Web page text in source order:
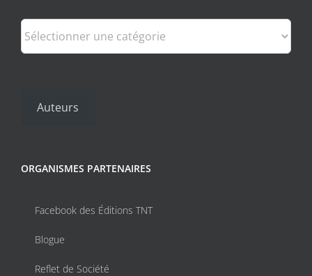
Catégories
Auteurs
ORGANISMES PARTENAIRES
Facebook des Éditions TNT
Blogue
Reflet de Société